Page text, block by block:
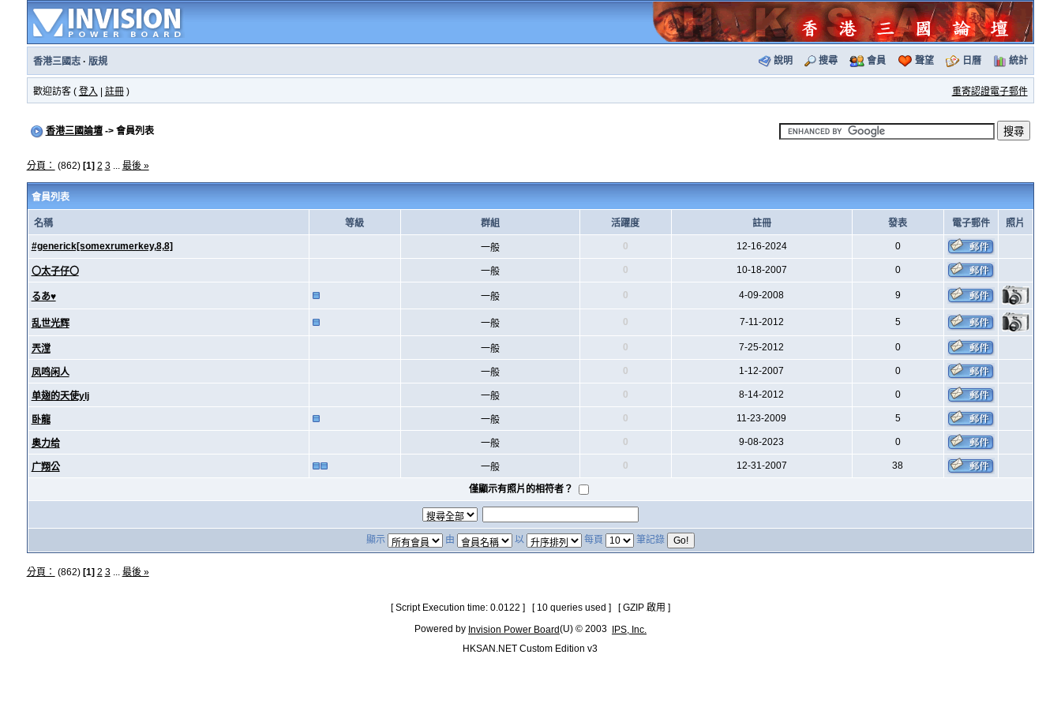
香港三國志· 版規 說明 搜尋 會員 聲望 日曆 統計
歡迎訪客 ( 登入 註冊) 重寄認證電子郵件
香港三國論壇-> 會員列表
分頁： (862) [1] 2 3... 最後 »
會員列表
名稱 等級 群組 活躍度 註冊 發表 電子郵件 照片
#generick[somexrumerkey,8,8] 一般 0 12-16-2024 0
〇太子仔〇 一般 0 10-18-2007 0
るあ♥ 一般 0 4-09-2008 9
乱世光辉 一般 0 7-11-2012 5
兲漟 一般 0 7-25-2012 0
凤鸣闲人 一般 0 1-12-2007 0
单翅的天使ylj 一般 0 8-14-2012 0
卧龍 一般 0 11-23-2009 5
奥力给 一般 0 9-08-2023 0
广翔公 一般 0 12-31-2007 38
僅顯示有照片的相符者？
顯示 由 以 每頁 筆記錄
分頁： (862) [1] 2 3... 最後 »
[ Script Execution time: 0.0122 ] [ 10 queries used ] [ GZIP 啟用 ]
Powered by Invision Power Board(U) © 2003
IPS, Inc.
HKSAN.NET Custom Edition v3